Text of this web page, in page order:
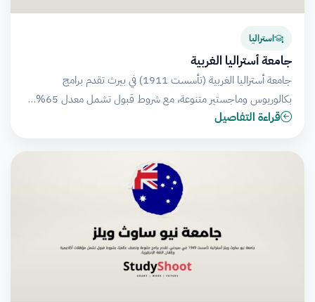
استراليا
جامعة أستراليا الغربية
جامعة أستراليا الغربية (تأسست 1911) في بيرث تقدم برامج
بكالوريوس وماجستير متنوعة، مع شروط قبول تشمل معدل 65%…
قراءة التفاصيل